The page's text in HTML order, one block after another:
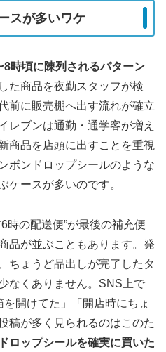
スが多いワケ
8時頃に陳列されるパターン
た商品を夜勤スタッフが検
前に販売棚へ出す流れが確立
レブンは通勤・通学客が増え
商品を店頭に出すことを重視
ボンドロップシールのような
ケースが多いのです。
時の配送便”が最後の補充便
品が並ぶこともあります。発
ちょうど品出しが完了したタ
なくありません。SNS上で
開けてた」「開店時にちょ
稿が多く見られるのはこのた
ロップシールを確実に買いた